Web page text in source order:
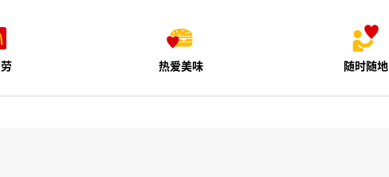
热爱美味 随时随地